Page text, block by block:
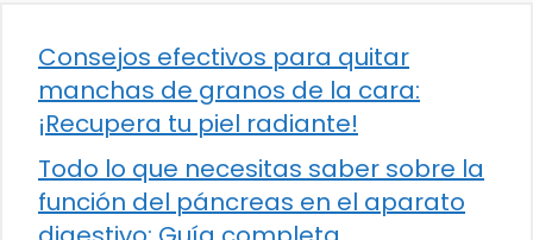
Consejos efectivos para quitar
manchas de granos de la cara:
¡Recupera tu piel radiante!
Todo lo que necesitas saber sobre la
función del páncreas en el aparato